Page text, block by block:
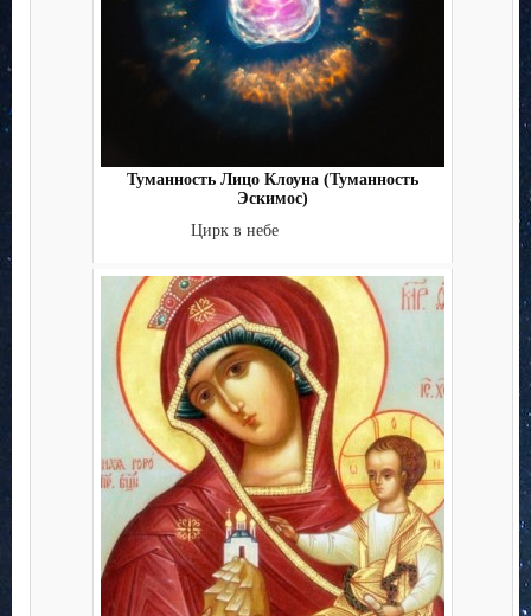
Туманность Лицо Клоуна (Туманность
Эскимос)
Цирк в небе